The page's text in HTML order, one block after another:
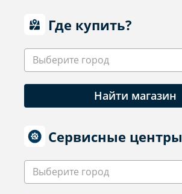
Где купить?
Выберите город
Найти магазин
Сервисные центры
Выберите город